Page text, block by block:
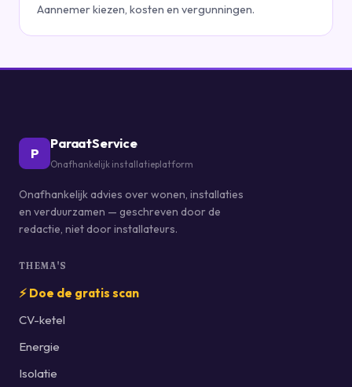
Aannemer kiezen, kosten en vergunningen.
P
ParaatService
Onafhankelijk installatieplatform
Onafhankelijk advies over wonen, installaties
en verduurzamen — geschreven door de
redactie, niet door installateurs.
THEMA'S
⚡ Doe de gratis scan
CV-ketel
Energie
Isolatie